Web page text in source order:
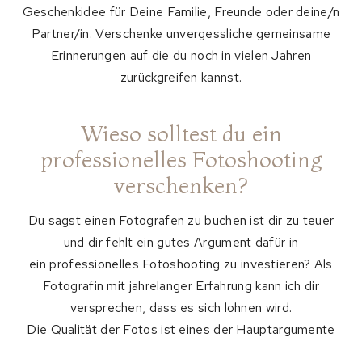
Geschenkidee für Deine Familie, Freunde oder deine/n
Partner/in. Verschenke unvergessliche gemeinsame
Erinnerungen auf die du noch in vielen Jahren
zurückgreifen kannst.
Wieso solltest du ein
professionelles Fotoshooting
verschenken?
Du sagst einen Fotografen zu buchen ist dir zu teuer
und dir fehlt ein gutes Argument dafür in
ein professionelles Fotoshooting zu investieren? Als
Fotografin mit jahrelanger Erfahrung kann ich dir
versprechen, dass es sich lohnen wird.
Die Qualität der Fotos ist eines der Hauptargumente